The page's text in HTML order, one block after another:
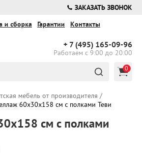
×
ЗАКАЗАТЬ ЗВОНОК
+ 7 (495) 165-09-96
Работаем с 9:00 до 20:00
и сборка Гарантии Контакты
0
мебель от производителя /
60х30х158 см с полками Теви
см с полками